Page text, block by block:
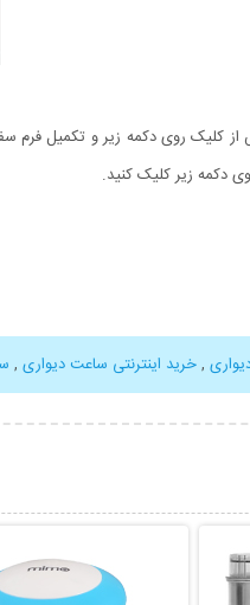
کلیک روی دکمه زیر و تکمیل فرم
دکمه زیر کلیک کنید.
,خرید اینترنتی ساعت دیواری ,